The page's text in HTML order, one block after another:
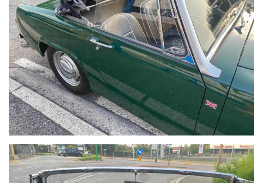
I nostri servizi:
- Prova su strada con vostro meccanico
- Igenizzazione ad acqua dell'abitacolo della vettura
- Tagliando di manutenzione ordinaria prima della consegna
- Costo del passaggio di proprietà a carico dell'acquirente
La garanzia è fornita ai sensi della normativa vigente d.lgs 206/05
Siamo a circa 5 km dal centro di Brescia, (zona Nord) e
8 km dalla stazione ferroviaria di Brescia,